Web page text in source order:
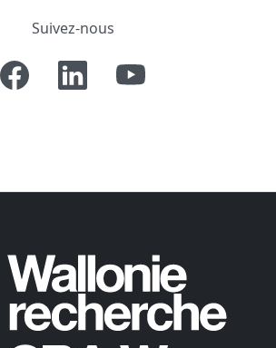
Suivez-nous